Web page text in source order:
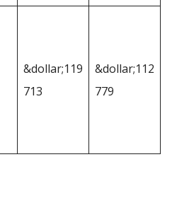
&dollar;119
713
&dollar;112
779